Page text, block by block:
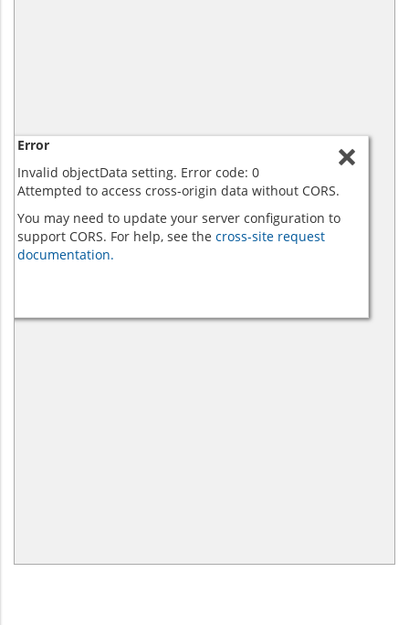
Error
Invalid objectData setting. Error code: 0
Attempted to access cross-origin data without CORS.
You may need to update your server configuration to
support CORS. For help, see the cross-site request
documentation.